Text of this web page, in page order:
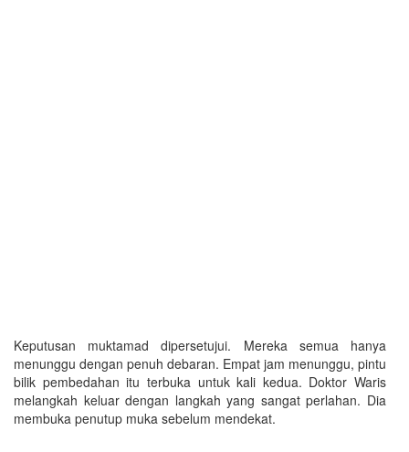
Keputusan muktamad dipersetujui. Mereka semua hanya
menunggu dengan penuh debaran. Empat jam menunggu, pintu
bilik pembedahan itu terbuka untuk kali kedua. Doktor Waris
melangkah keluar dengan langkah yang sangat perlahan. Dia
membuka penutup muka sebelum mendekat.